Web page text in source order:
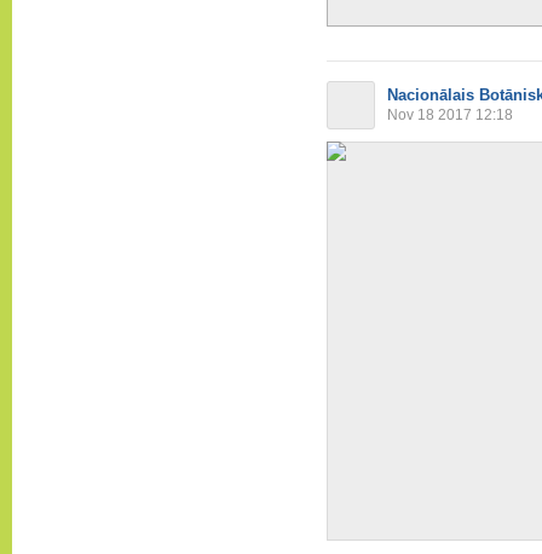
Nacionālais
Nov 18 2017 12:18